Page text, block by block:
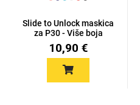
Slide to Unlock maskica
za P30 - Više boja
10,90 €